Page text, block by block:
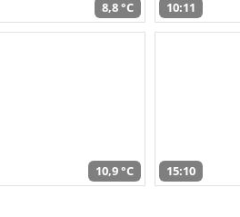
8,8 °C 10:11
10,9 °C 15:10